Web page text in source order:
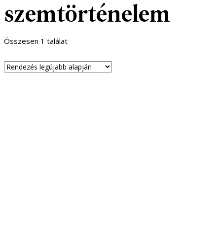
szemtörténelem
Összesen 1 találat